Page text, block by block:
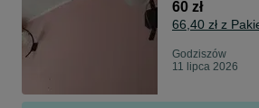
60 zł
66,40 zł z
Godziszów
11 lipca 2026